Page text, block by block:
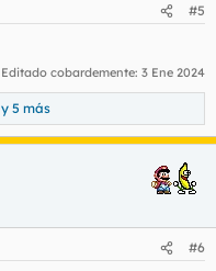
#5
Editado cobardemente: 3 Ene 2024
y 5 más
#6